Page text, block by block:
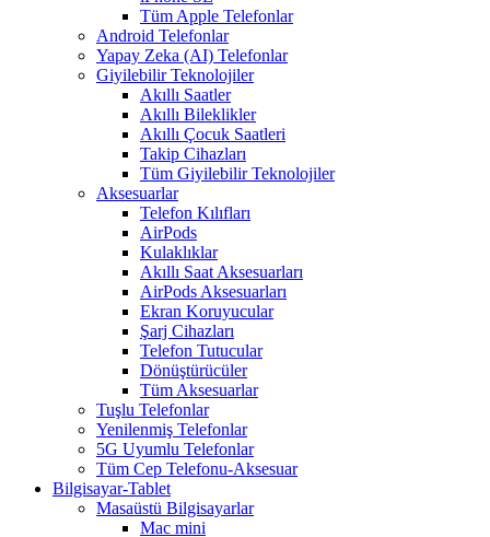
Tüm Apple Telefonlar
Android Telefonlar
Yapay Zeka (AI) Telefonlar
Giyilebilir Teknolojiler
Akıllı Saatler
Akıllı Bileklikler
Akıllı Çocuk Saatleri
Takip Cihazları
Tüm Giyilebilir Teknolojiler
Aksesuarlar
Telefon Kılıfları
AirPods
Kulaklıklar
Akıllı Saat Aksesuarları
AirPods Aksesuarları
Ekran Koruyucular
Şarj Cihazları
Telefon Tutucular
Dönüştürücüler
Tüm Aksesuarlar
Tuşlu Telefonlar
Yenilenmiş Telefonlar
5G Uyumlu Telefonlar
Tüm Cep Telefonu-Aksesuar
Bilgisayar-Tablet
Masaüstü Bilgisayarlar
Mac mini